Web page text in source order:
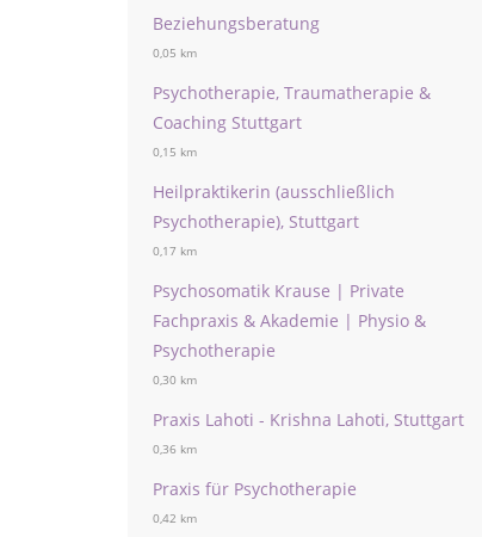
Beziehungsberatung
0,05 km
Psychotherapie, Traumatherapie &
Coaching Stuttgart
0,15 km
Heilpraktikerin (ausschließlich
Psychotherapie), Stuttgart
0,17 km
Psychosomatik Krause | Private
Fachpraxis & Akademie | Physio &
Psychotherapie
0,30 km
Praxis Lahoti - Krishna Lahoti, Stuttgart
0,36 km
Praxis für Psychotherapie
0,42 km